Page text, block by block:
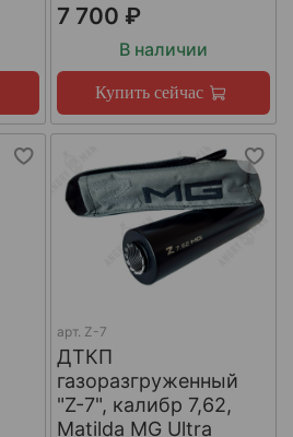
7 700 ₽
В наличии
Купить сейчас
арт. Z-7
ДТКП
газоразгруженный
"Z-7", калибр 7,62,
Matilda MG Ultra